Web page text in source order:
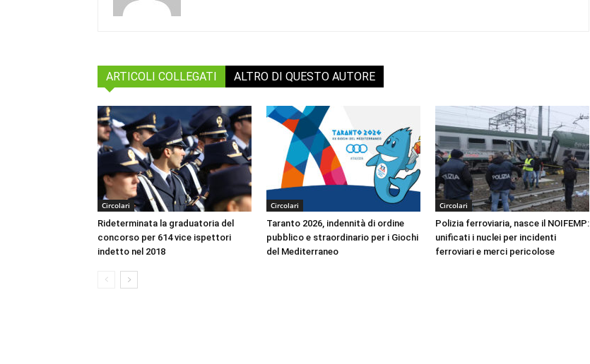
ARTICOLI COLLEGATI ALTRO DI QUESTO AUTORE
Circolari
Rideterminata la graduatoria del
concorso per 614 vice ispettori
indetto nel 2018
Circolari
Taranto 2026, indennità di ordine
pubblico e straordinario per i Giochi
del Mediterraneo
Circolari
Polizia ferroviaria, nasce il NOIFEMP:
unificati i nuclei per incidenti
ferroviari e merci pericolose